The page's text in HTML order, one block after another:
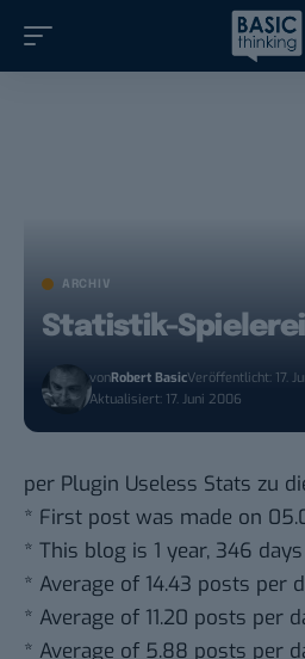
ARCHIV
Statistik-
vonRobert BasicVeröffentlicht: 17.
Aktualisiert: 17. Juni 2006
per Plugin Useless Stats zu
* First post was made on
* This blog is 1 year, 346
* Average of 14.43 posts per
* Average of 11.20 posts per
* Average of 5.88 posts per